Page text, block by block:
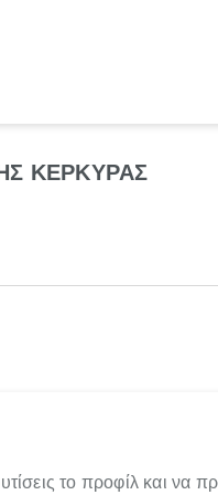
ΚΕΡΚΥΡΑΣ
το προφίλ και να